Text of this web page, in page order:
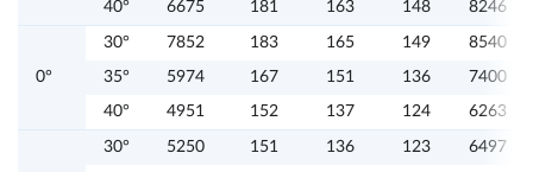
40° 6675 181 163 148 8246
0°
30° 7852 183 165 149 8540
35° 5974 167 151 136 7400
40° 4951 152 137 124 6263
30° 5250 151 136 123 6497